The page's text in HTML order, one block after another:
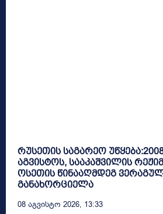
რუსეთის საგარეო
აგვისტოს, სააკაშვილის
ოსეთის წინააღმდეგ
განახორციელა
08 Აგვისტო 2026, 13:33